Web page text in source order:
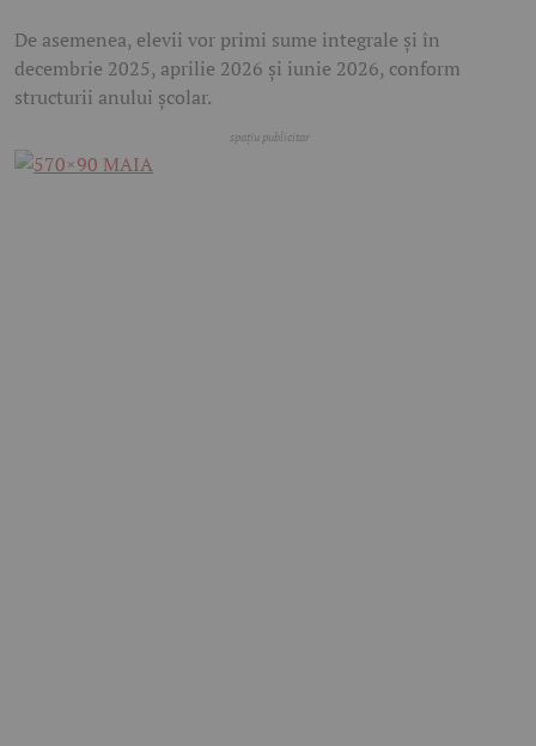
De asemenea, elevii vor primi sume integrale și în
decembrie 2025, aprilie 2026 și iunie 2026, conform
structurii anului școlar.